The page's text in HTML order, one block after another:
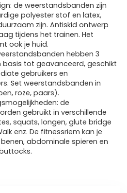
de weerstandsbanden zijn
polyester stof en latex,
zijn. Antiskid ontwerp
tijdens het trainen. Het
ook je huid.
hebben 3
tot geavanceerd, geschikt
gebruikers en
Set weerstandsbanden in
roze, paars).
de
gebruikt in verschillende
squats, longen, glute bridge
enz. De fitnessriem kan je
abdominale spieren en